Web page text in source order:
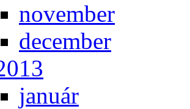
no­vem­ber
de­cem­ber
ja­nu­ár